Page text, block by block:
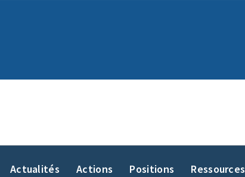
Actualités Actions Positions Ressources